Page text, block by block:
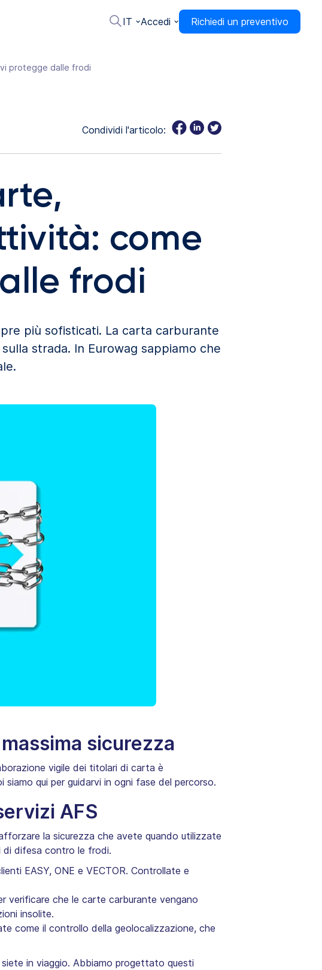
IT Accedi Richiedi un preventivo
protegge dalle frodi
Condividi l'articolo:
come
frodi
più sofisticati. La carta carburante
strada. In Eurowag sappiamo che
sicurezza
vigile dei titolari di carta è
qui per guidarvi in ogni fase del percorso.
AFS
la sicurezza che avete quando utilizzate
di difesa contro le frodi.
EASY, ONE e VECTOR. Controllate e
verificare che le carte carburante vengano
insolite.
come il controllo della geolocalizzazione, che
in viaggio. Abbiamo progettato questi